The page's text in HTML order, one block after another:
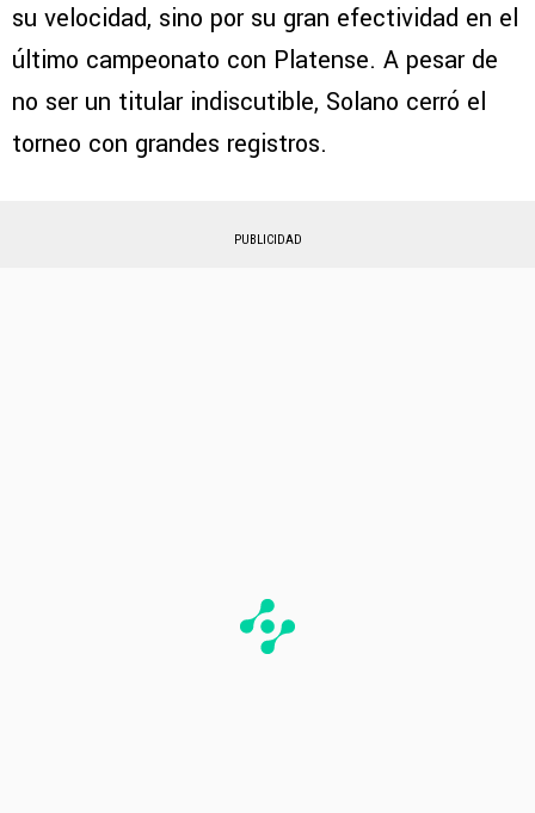
su velocidad, sino por su gran efectividad en el
último campeonato con Platense. A pesar de
no ser un titular indiscutible, Solano cerró el
torneo con grandes registros.
PUBLICIDAD